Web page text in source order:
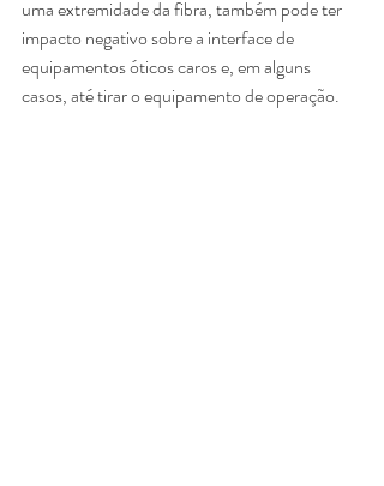
uma extremidade da fibra, também pode ter
impacto negativo sobre a interface de
equipamentos óticos caros e, em alguns
casos, até tirar o equipamento de operação.